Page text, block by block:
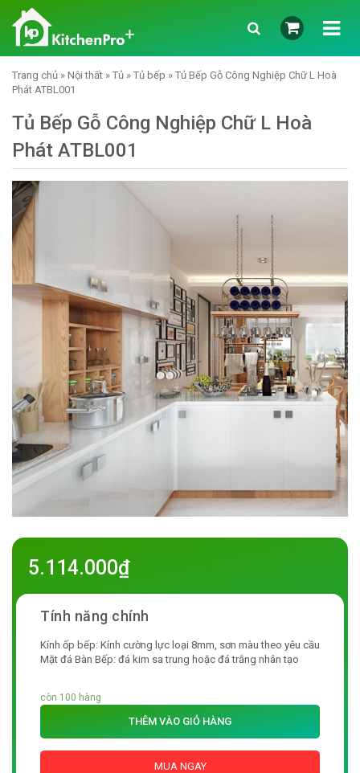
Trang chủ » Nội thất » Tủ » Tủ bếp » Tủ Bếp Gỗ Công Nghiệp Chữ L Hoà
Phát ATBL001
Tủ Bếp Gỗ Công Nghiệp Chữ L Hoà
Phát ATBL001
5.114.000₫
Kính ốp bếp: Kính cường lực loại 8mm, sơn màu theo yêu cầu
Mặt đá Bàn Bếp: đá kim sa trung hoặc đá trắng nhân tạo
còn 100 hàng
THÊM VÀO GIỎ HÀNG
MUA NGAY